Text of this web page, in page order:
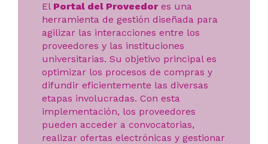
El Portal del Proveedores una
herramienta de gestión diseñada para
agilizar las interacciones entre los
proveedores y las instituciones
universitarias. Su objetivo principal es
optimizar los procesos de compras y
difundir eficientemente las diversas
etapas involucradas. Con esta
implementación, los proveedores
pueden acceder a convocatorias,
realizar ofertas electrónicas y gestionar